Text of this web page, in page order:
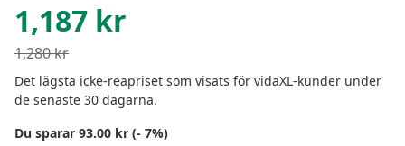
1,187 kr
1,280kr
Det lägsta icke-reapriset som visats för vidaXL-kunder under
de senaste 30 dagarna.
Du sparar 93.00 kr (- 7%)